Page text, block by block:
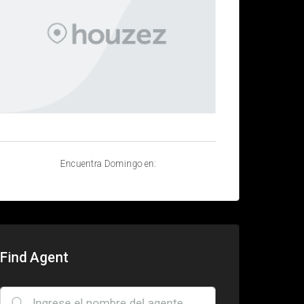
Encuentra Domingo en:
Find Agent